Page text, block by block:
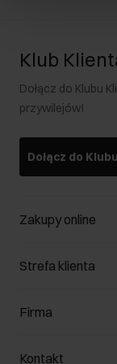
Klub
Dołącz do Klubu
przywilejów!
Dołącz do Klubu
Zakupy online
Zarządzaj cookies
Formy płatności
Jak dokonać
Strefa klienta
Klub Klienta
Firma
O nas
Kontakt